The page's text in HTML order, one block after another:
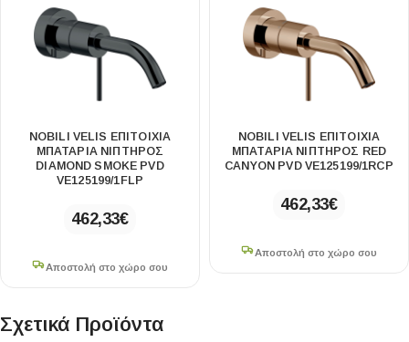
NOBILI VELIS ΕΠΙΤΟΊΧΙΑ
ΜΠΑΤΑΡΊΑ ΝΙΠΤΉΡΟΣ
DIAMOND SMOKE PVD
VE125199/1FLP
462,33€
Αποστολή στο χώρο σου
NOBILI VELIS ΕΠΙΤΟΊΧΙΑ
ΜΠΑΤΑΡΊΑ ΝΙΠΤΉΡΟΣ RED
CANYON PVD VE125199/1RCP
462,33€
Αποστολή στο χώρο σου
Σχετικά Προϊόντα